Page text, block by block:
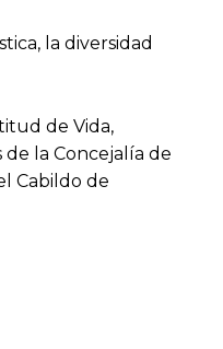
la diversidad
de Vida,
de la Concejalía de
Cabildo de